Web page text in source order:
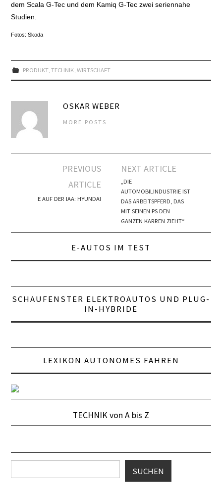
dem Scala G-Tec und dem Kamiq G-Tec zwei seriennahe
Studien.
Fotos: Skoda
PRODUKT, TECHNIK, WIRTSCHAFT
OSKAR WEBER
MORE POSTS
Navigation
PREVIOUS
ARTICLE
E AUF DER IAA: HYUNDAI
NEXT ARTICLE
„DIE
AUTOMOBILINDUSTRIE IST
DAS ARBEITSPFERD, DAS
MIT SEINEN PS DEN
GANZEN KARREN ZIEHT“
E-AUTOS IM TEST
SCHAUFENSTER ELEKTROAUTOS UND PLUG-
IN-HYBRIDE
LEXIKON AUTONOMES FAHREN
TECHNIK von A bis Z
SUCHEN